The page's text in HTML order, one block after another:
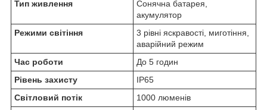
Тип живлення
Сонячна батарея,
акумулятор
Режими світіння
3 рівні яскравості, миготіння,
аварійний режим
Час роботи
До 5 годин
Рівень захисту
IP65
Світловий потік
1000 люменів